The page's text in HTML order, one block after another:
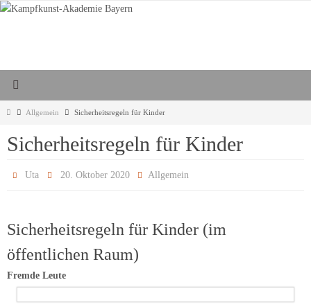
Zum
StartAllgemein Sicherheitsregeln für Kinder
Sicherheitsregeln für Kinder
Uta 20. Oktober 2020 Allgemein
Sicherheitsregeln für Kinder (im
öffentlichen Raum)
Fremde Leute